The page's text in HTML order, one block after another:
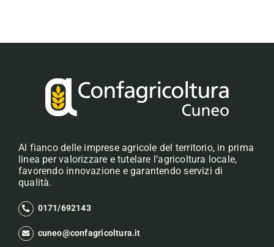
Al fianco delle imprese agricole del territorio, in prima
linea per valorizzare e tutelare l’agricoltura locale,
favorendo innovazione e garantendo servizi di
qualità.
0171/692143
cuneo@confagricoltura.it